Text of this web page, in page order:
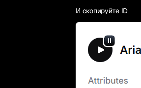
И скопируйте ID